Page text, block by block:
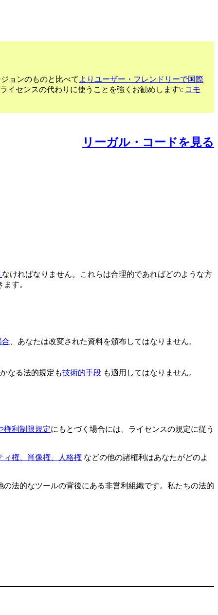
ョンのものと比べて よりユーザー・フレンドリーで国際
イセンスの代わりに使うことを強くお勧めします\: コモ
リーガル・コードを見る
なければなりません。これらは合理的であればどのような方
す。
合 、あなたは改変された資料を頒布してはなりません。
なる法的規定も技術的手段 も適用してはなりません。
権利制限規定にもとづく場合には、ライセンスの規定に従う
ィ権、肖像権、人格権 などの他の諸権利はあなたがどのよ
法的なツールの背後にある非営利組織です。私たちの法的